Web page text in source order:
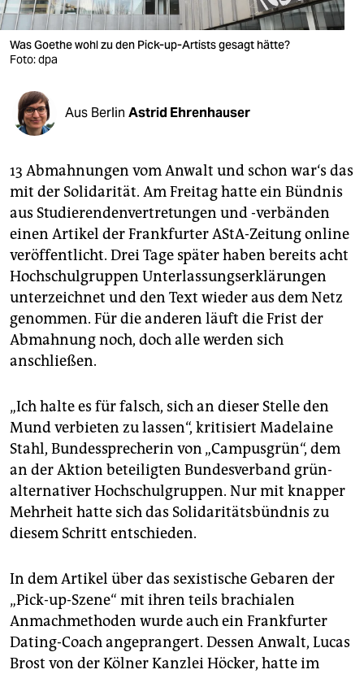
verlag
veranstaltungen
fragen & hilfe
unterstützen
abo
genossenschaft
epaper login
Was Goethe wohl zu den Pick-up-Artists gesagt hätte?
Foto: dpa
Aus Berlin Astrid Ehrenhauser
13 Abmahnungen vom Anwalt und schon war‘s das
mit der Solidarität. Am Freitag hatte ein Bündnis
aus Studierendenvertretungen und -verbänden
einen Artikel der Frankfurter AStA-Zeitung online
veröffentlicht. Drei Tage später haben bereits acht
Hochschulgruppen Unterlassungserklärungen
unterzeichnet und den Text wieder aus dem Netz
genommen. Für die anderen läuft die Frist der
Abmahnung noch, doch alle werden sich
anschließen.
„Ich halte es für falsch, sich an dieser Stelle den
Mund verbieten zu lassen“, kritisiert Madelaine
Stahl, Bundessprecherin von „Campusgrün“, dem
an der Aktion beteiligten Bundesverband grün-
alternativer Hochschulgruppen. Nur mit knapper
Mehrheit hatte sich das Solidaritätsbündnis zu
diesem Schritt entschieden.
In dem Artikel über das sexistische Gebaren der
„Pick-up-Szene“ mit ihren teils brachialen
Anmachmethoden wurde auch ein Frankfurter
Dating-Coach angeprangert. Dessen Anwalt, Lucas
Brost von der Kölner Kanzlei Höcker, hatte im